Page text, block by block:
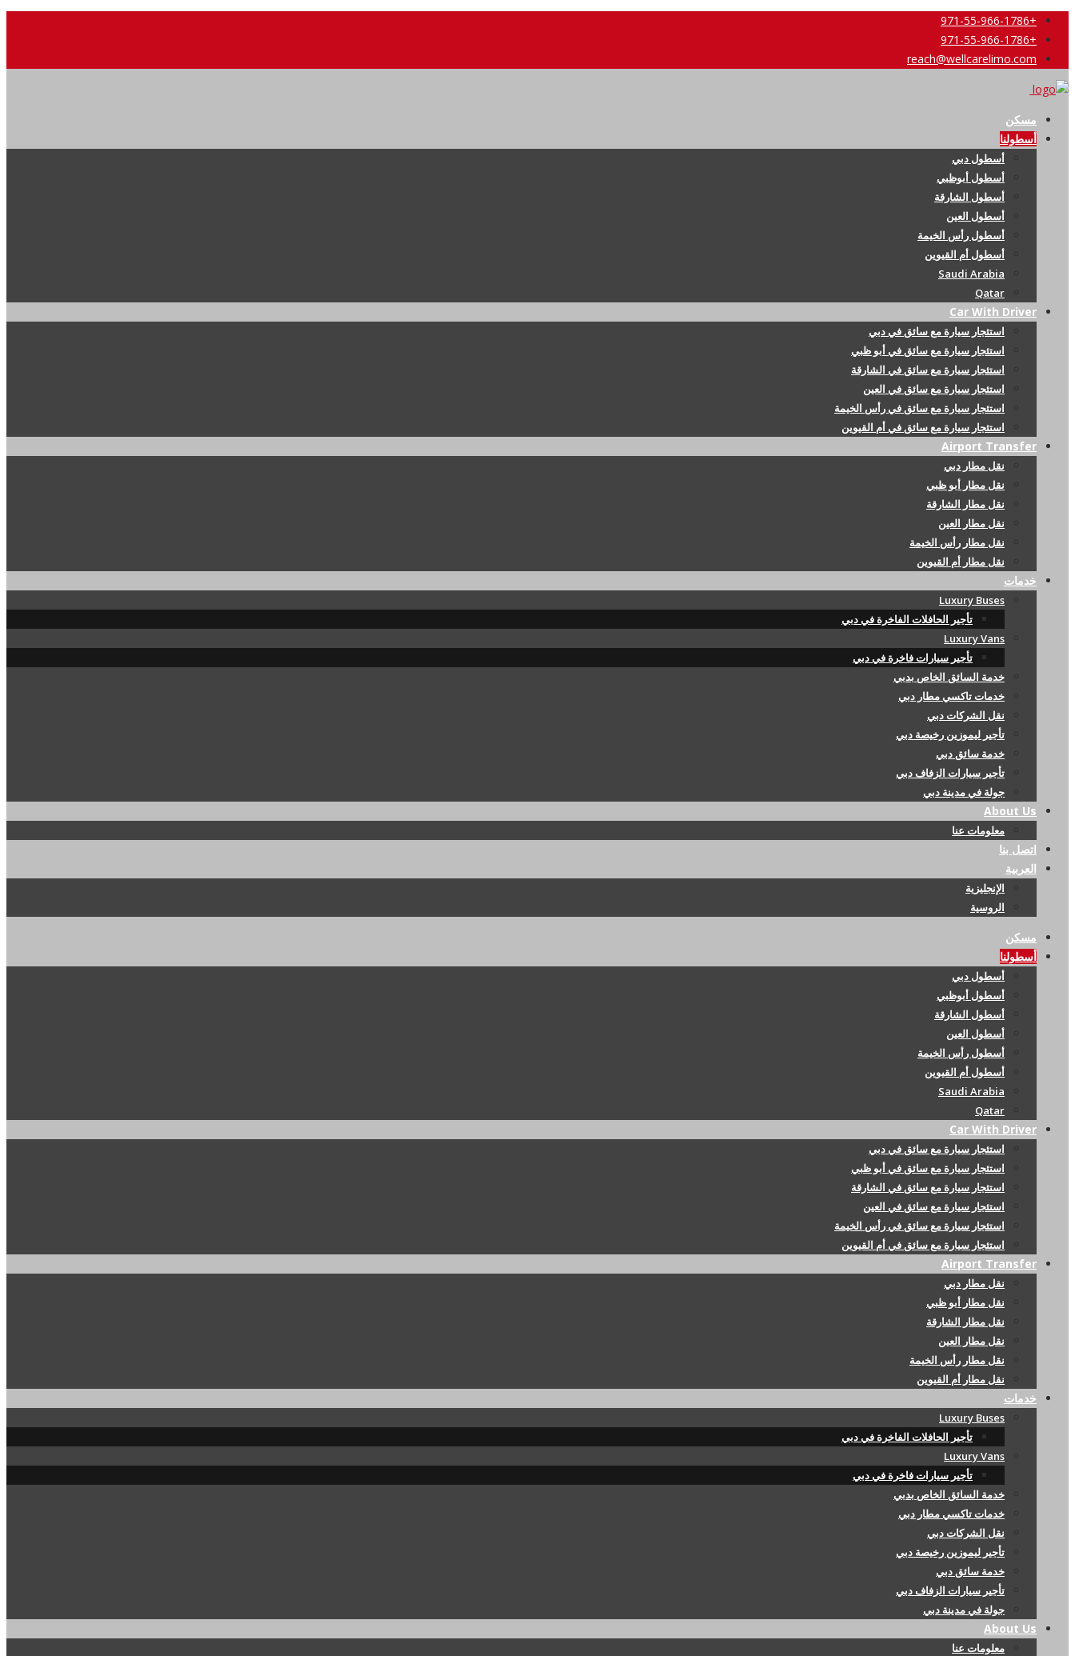
+971-55-966-1786
+971-55-966-1786
reach@wellcarelimo.com
مسكن
أسطولنا
أسطول دبي
أسطول أبوظبي
أسطول الشارقة
أسطول العين
أسطول رأس الخيمة
أسطول أم القيوين
Saudi Arabia
Qatar
Car With Driver
استئجار سيارة مع سائق في دبي
استئجار سيارة مع سائق في أبو ظبي
استئجار سيارة مع سائق في الشارقة
استئجار سيارة مع سائق في العين
استئجار سيارة مع سائق في رأس الخيمة
استئجار سيارة مع سائق في أم القيوين
Airport Transfer
نقل مطار دبي
نقل مطار أبو ظبي
نقل مطار الشارقة
نقل مطار العين
نقل مطار رأس الخيمة
نقل مطار أم القيوين
خدمات
Luxury Buses
تأجير الحافلات الفاخرة في دبي
Luxury Vans
تأجير سيارات فاخرة في دبي
خدمة السائق الخاص بدبي
خدمات تاكسي مطار دبي
نقل الشركات دبي
تأجير ليموزين رخيصة دبي
خدمة سائق دبي
تأجير سيارات الزفاف دبي
جولة في مدينة دبي
About Us
معلومات عنا
اتصل بنا
العربية
الإنجليزية
الروسية
مسكن
أسطولنا
أسطول دبي
أسطول أبوظبي
أسطول الشارقة
أسطول العين
أسطول رأس الخيمة
أسطول أم القيوين
Saudi Arabia
Qatar
Car With Driver
استئجار سيارة مع سائق في دبي
استئجار سيارة مع سائق في أبو ظبي
استئجار سيارة مع سائق في الشارقة
استئجار سيارة مع سائق في العين
استئجار سيارة مع سائق في رأس الخيمة
استئجار سيارة مع سائق في أم القيوين
Airport Transfer
نقل مطار دبي
نقل مطار أبو ظبي
نقل مطار الشارقة
نقل مطار العين
نقل مطار رأس الخيمة
نقل مطار أم القيوين
خدمات
Luxury Buses
تأجير الحافلات الفاخرة في دبي
Luxury Vans
تأجير سيارات فاخرة في دبي
خدمة السائق الخاص بدبي
خدمات تاكسي مطار دبي
نقل الشركات دبي
تأجير ليموزين رخيصة دبي
خدمة سائق دبي
تأجير سيارات الزفاف دبي
جولة في مدينة دبي
About Us
معلومات عنا